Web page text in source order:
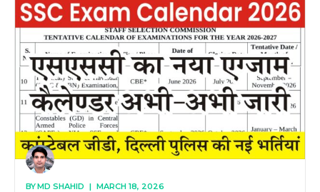
BYMD SHAHID | MARCH 18, 2026